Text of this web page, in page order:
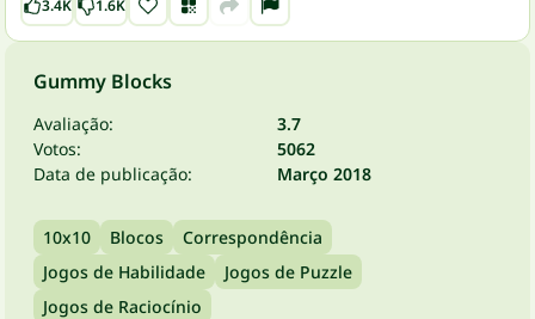
3.4K 1.6K
Gummy Blocks
Avaliação:
3.7
Votos:
5062
Data de publicação:
Março 2018
10x10 Blocos
Correspondência
Jogos de Habilidade
Jogos de Puzzle
Jogos de Raciocínio